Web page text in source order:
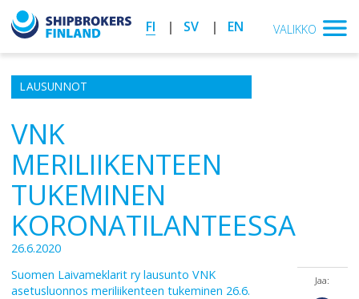
FI SV EN VALIKKO
LAUSUNNOT
VNK
MERILIIKENTEEN
TUKEMINEN
KORONATILANTEESSA
26.6.2020
Suomen Laivameklarit ry lausunto VNK
asetusluonnos meriliikenteen tukeminen 26.6.
Jaa: